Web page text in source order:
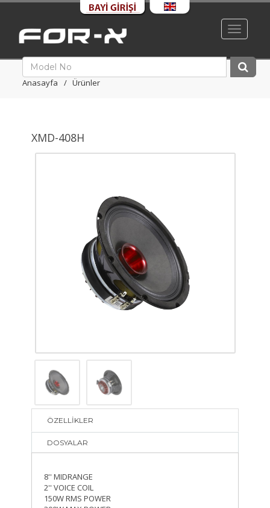
Toggle
Anasayfa Ürünler
XMD-408H
ÖZELLİKLER
DOSYALAR
8'' MIDRANGE
2'' VOICE COIL
150W RMS POWER